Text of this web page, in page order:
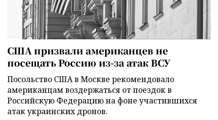
США призвали американцев не
посещать Россию из-за атак ВСУ
Посольство США в Москве рекомендовало
американцам воздержаться от поездок в
Российскую Федерацию на фоне участившихся
атак украинских дронов.